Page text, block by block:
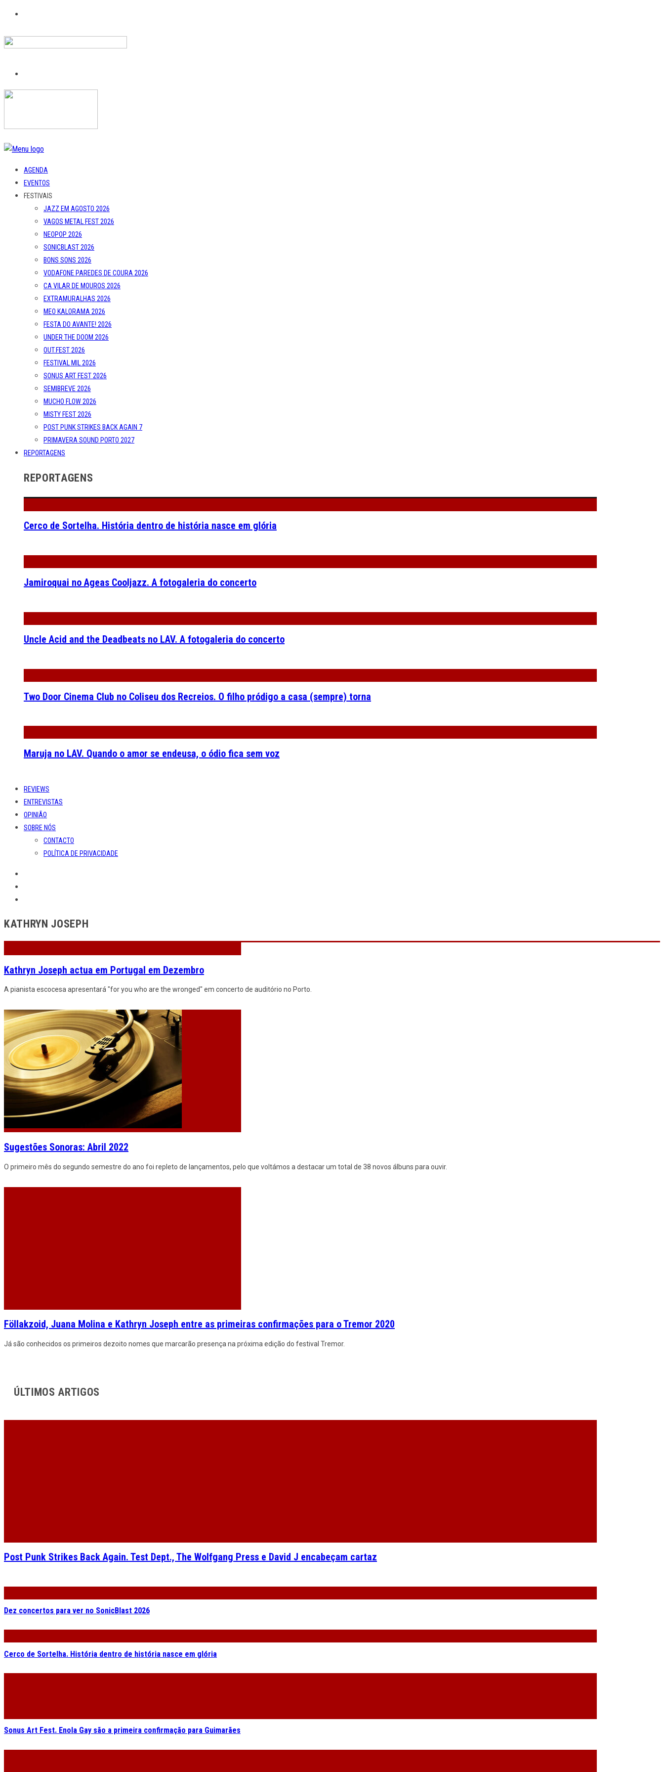
AGENDA
EVENTOS
FESTIVAIS
JAZZ EM AGOSTO 2026
VAGOS METAL FEST 2026
NEOPOP 2026
SONICBLAST 2026
BONS SONS 2026
VODAFONE PAREDES DE COURA 2026
CA VILAR DE MOUROS 2026
EXTRAMURALHAS 2026
MEO KALORAMA 2026
FESTA DO AVANTE! 2026
UNDER THE DOOM 2026
OUT.FEST 2026
FESTIVAL MIL 2026
SONUS ART FEST 2026
SEMIBREVE 2026
MUCHO FLOW 2026
MISTY FEST 2026
POST PUNK STRIKES BACK AGAIN 7
PRIMAVERA SOUND PORTO 2027
REPORTAGENS
REPORTAGENS
Cerco de Sortelha. História dentro de história nasce em glória
Jamiroquai no Ageas Cooljazz. A fotogaleria do concerto
Uncle Acid and the Deadbeats no LAV. A fotogaleria do concerto
Two Door Cinema Club no Coliseu dos Recreios. O filho pródigo a casa (sempre) torna
Maruja no LAV. Quando o amor se endeusa, o ódio fica sem voz
REVIEWS
ENTREVISTAS
OPINIÃO
SOBRE NÓS
CONTACTO
POLÍTICA DE PRIVACIDADE
KATHRYN JOSEPH
Kathryn Joseph actua em Portugal em Dezembro
A pianista escocesa apresentará "for you who are the wronged" em concerto de auditório no Porto.
Sugestões Sonoras: Abril 2022
O primeiro mês do segundo semestre do ano foi repleto de lançamentos, pelo que voltámos a destacar um total de 38 novos álbuns para ouvir.
Föllakzoid, Juana Molina e Kathryn Joseph entre as primeiras confirmações para o Tremor 2020
Já são conhecidos os primeiros dezoito nomes que marcarão presença na próxima edição do festival Tremor.
ÚLTIMOS ARTIGOS
Post Punk Strikes Back Again. Test Dept., The Wolfgang Press e David J encabeçam cartaz
Dez concertos para ver no SonicBlast 2026
Cerco de Sortelha. História dentro de história nasce em glória
Sonus Art Fest. Enola Gay são a primeira confirmação para Guimarães